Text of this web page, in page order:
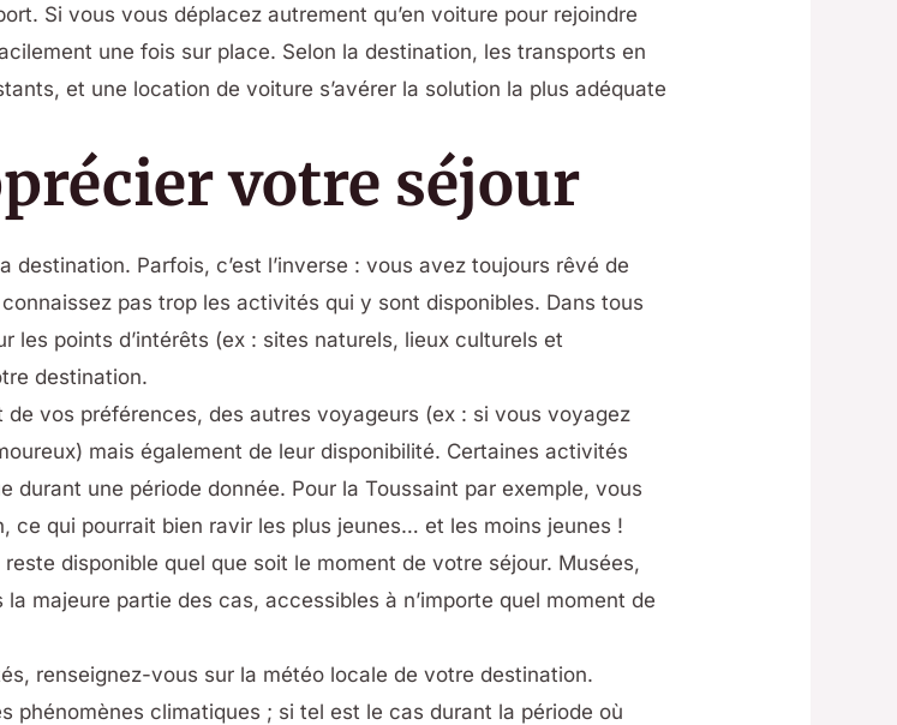
Si vous vous déplacez autrement qu’en voiture pour rejoindre
une fois sur place. Selon la destination, les transports en
et une location de voiture s’avérer la solution la plus adéquate
votre séjour
Parfois, c’est l’inverse : vous avez toujours rêvé de
pas trop les activités qui y sont disponibles. Dans tous
les points d’intérêts (ex : sites naturels, lieux culturels et
destination.
vos préférences, des autres voyageurs (ex : si vous voyagez
mais également de leur disponibilité. Certaines activités
une période donnée. Pour la Toussaint par exemple, vous
qui pourrait bien ravir les plus jeunes… et les moins jeunes !
disponible quel que soit le moment de votre séjour. Musées,
majeure partie des cas, accessibles à n’importe quel moment de
renseignez-vous sur la météo locale de votre destination.
phénomènes climatiques ; si tel est le cas durant la période où